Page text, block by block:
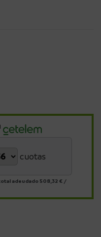
cuotas
adeudado 508,32 € /